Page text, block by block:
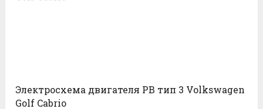
Электросхема двигателя PB тип 3 Volkswagen
Golf Cabrio